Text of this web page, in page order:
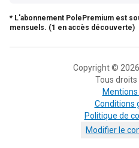
* L'abonnement PolePremium est
mensuels. (1 en accès découverte)
Copyright ©
Tous droits
Conditions
Politique de
Modifier le